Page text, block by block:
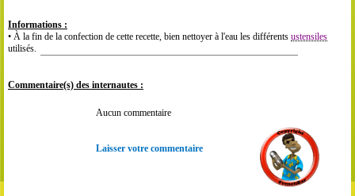
Informations :
• À la fin de la confection de cette recette, bien nettoyer à l'eau les différents ustensiles
utilisés.
Commentaire(s) des internautes :
Aucun commentaire
Laisser votre commentaire